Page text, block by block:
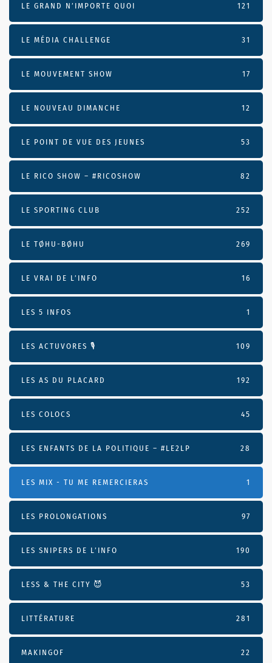
LE GRAND N’IMPORTE QUOI 121
LE MÉDIA CHALLENGE 31
LE MOUVEMENT SHOW 17
LE NOUVEAU DIMANCHE 12
LE POINT DE VUE DES JEUNES 53
LE RICO SHOW – #RICOSHOW 82
LE SPORTING CLUB 252
LE TØHU-BØHU 269
LE VRAI DE L’INFO 16
LES 5 INFOS 1
LES ACTUVORES 🎙 109
LES AS DU PLACARD 192
LES COLOCS 45
LES ENFANTS DE LA POLITIQUE – #LE2LP 28
LES MIX - TU ME REMERCIERAS 1
LES PROLONGATIONS 97
LES SNIPERS DE L’INFO 190
LESS & THE CITY 😈 53
LITTÉRATURE 281
MAKINGOF 22